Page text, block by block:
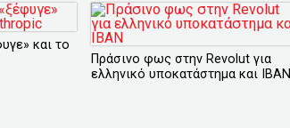
και το
Πράσινο φως στην Revolut για
ελληνικό υποκατάστημα και IBAN